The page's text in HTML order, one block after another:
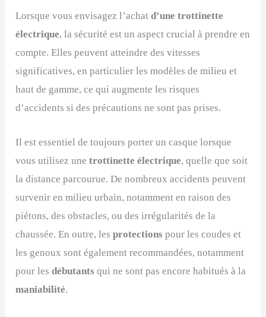
Lorsque vous envisagez l’achatd’une trottinette
électrique, la sécurité est un aspect crucial à prendre en
compte. Elles peuvent atteindre des vitesses
significatives, en particulier les modèles de milieu et
haut de gamme, ce qui augmente les risques
d’accidents si des précautions ne sont pas prises.
Il est essentiel de toujours porter un casque lorsque
vous utilisez une trottinette électrique, quelle que soit
la distance parcourue. De nombreux accidents peuvent
survenir en milieu urbain, notamment en raison des
piétons, des obstacles, ou des irrégularités de la
chaussée. En outre, lesprotectionspour les coudes et
les genoux sont également recommandées, notamment
pour lesdébutantsqui ne sont pas encore habitués à la
maniabilité.